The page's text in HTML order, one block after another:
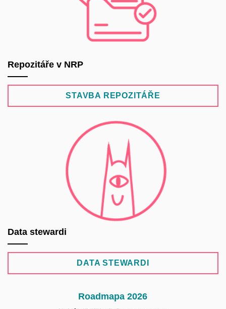
Repozitáře v NRP
STAVBA REPOZITÁŘE
Data stewardi
DATA STEWARDI
Roadmapa 2026